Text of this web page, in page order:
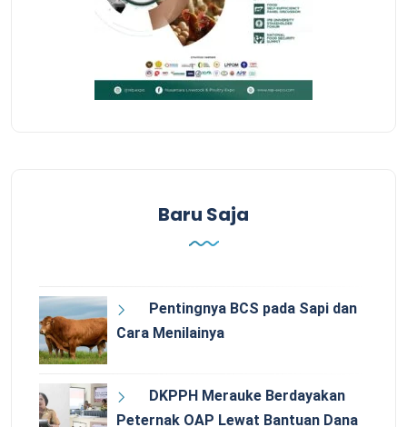
Baru Saja
Pentingnya BCS pada Sapi dan
Cara Menilainya
DKPPH Merauke Berdayakan
Peternak OAP Lewat Bantuan Dana